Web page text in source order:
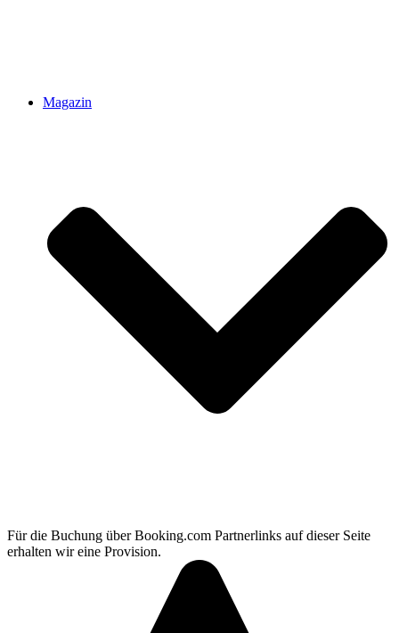
Magazin
Für die Buchung über Booking.com Partnerlinks auf dieser Seite
erhalten wir eine Provision.